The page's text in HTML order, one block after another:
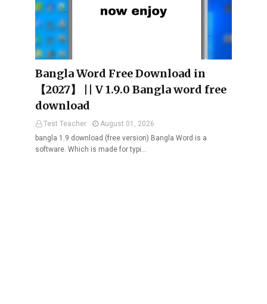
Bangla Word Free Download in
【2027】 || V 1.9.0 Bangla word free
download
Test Teacher
August 01, 2026
bangla 1.9 download (free version) Bangla Word is a
software. Which is made for typi…